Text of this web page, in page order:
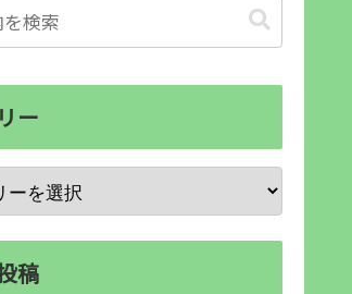
ー
稿